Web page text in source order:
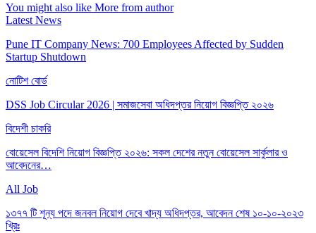
You might also like More from author
Latest News
Pune IT Company News: 700 Employees Affected by Sudden
Startup Shutdown
নোটিশ বোর্ড
DSS Job Circular 2026 | সমাজসেবা অধিদপ্তর নিয়োগ বিজ্ঞপ্তি ২০২৬
বিদেশী চাকরি
বোয়েসেল বিদেশি নিয়োগ বিজ্ঞপ্তি ২০২৬: সকল দেশের নতুন বোয়েসেল সার্কুলার ও
আবেদনের…
All Job
১৩৭৭ টি শূন্য পদে জনবল নিয়োগ দেবে খাদ্য অধিদপ্তর, আবেদন শেষ ১০-১০-২০২৩
খ্রিঃ